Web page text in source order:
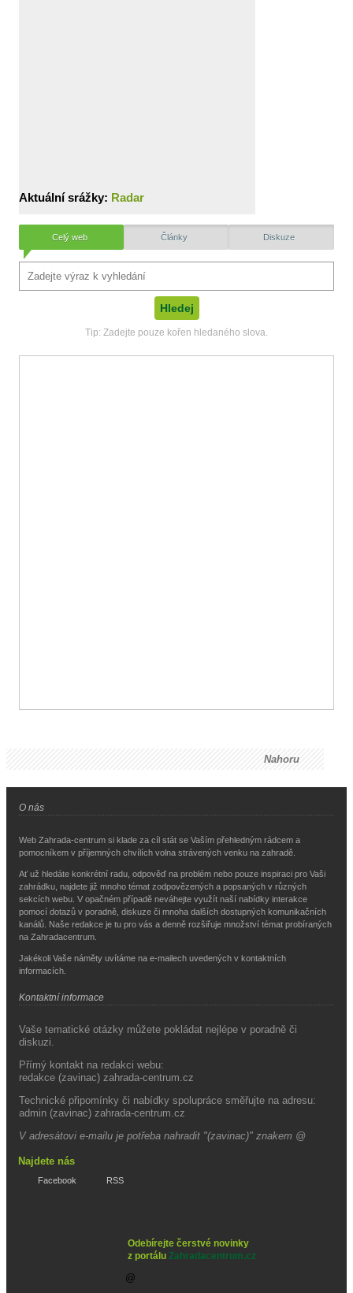
Aktuální srážky: Radar
Celý web Články Diskuze
Tip: Zadejte pouze kořen hledaného slova.
Nahoru
O nás
Web Zahrada-centrum si klade za cíl stát se Vaším přehledným rádcem a
pomocníkem v příjemných chvílích volna strávených venku na zahradě.
Ať už hledáte konkrétní radu, odpověď na problém nebo pouze inspiraci pro Vaši
zahrádku, najdete již mnoho témat zodpovězených a popsaných v různých
sekcích webu. V opačném případě neváhejte využít naší nabídky interakce
pomocí dotazů v poradně, diskuze či mnoha dalších dostupných komunikačních
kanálů. Naše redakce je tu pro vás a denně rozšiřuje množství témat probíraných
na Zahradacentrum.
Jakékoli Vaše náměty uvítáme na e-mailech uvedených v kontaktních
informacích.
Kontaktní informace
Vaše tematické otázky můžete pokládat nejlépe v poradně či
diskuzi.
Přímý kontakt na redakci webu:
redakce (zavinac) zahrada-centrum.cz
Technické připomínky či nabídky spolupráce směřujte na adresu:
admin (zavinac) zahrada-centrum.cz
V adresátovi e-mailu je potřeba nahradit "(zavinac)" znakem @
Najdete nás
Facebook RSS
Odebírejte čerstvé novinky
z portálu Zahradacentrum.cz